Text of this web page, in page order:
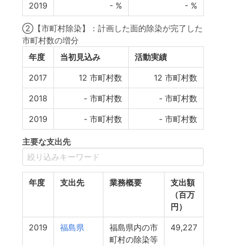
2019 - % - %
②【市町村除染】：計画した面的除染が完了した
市町村数の増分
年度
当初見込み 活動実績
2017 12 市町村数 12 市町村数
2018 - 市町村数 - 市町村数
2019 - 市町村数 - 市町村数
主要な支出先
年度 支出先 業務概要
支出額
（百万
円）
2019 福島県
福島県内の市
町村の除染等
49,227